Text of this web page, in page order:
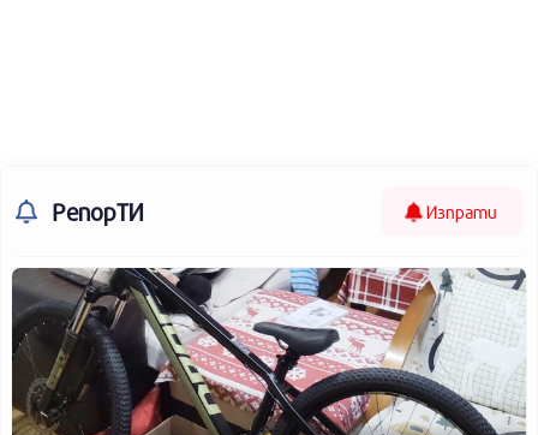
РепорТИ Изпрати